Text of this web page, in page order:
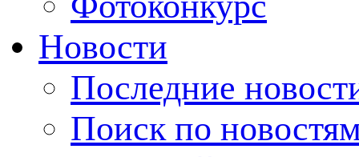
Новости
Последние
Поиск по